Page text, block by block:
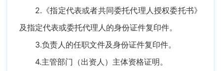
2.《指定代表或者共同委托代理人授权委托书》
及指定代表或委托代理人的身份证件复印件。
3.负责人的任职文件及身份证件复印件。
4.主管部门（出资人）主体资格证明。